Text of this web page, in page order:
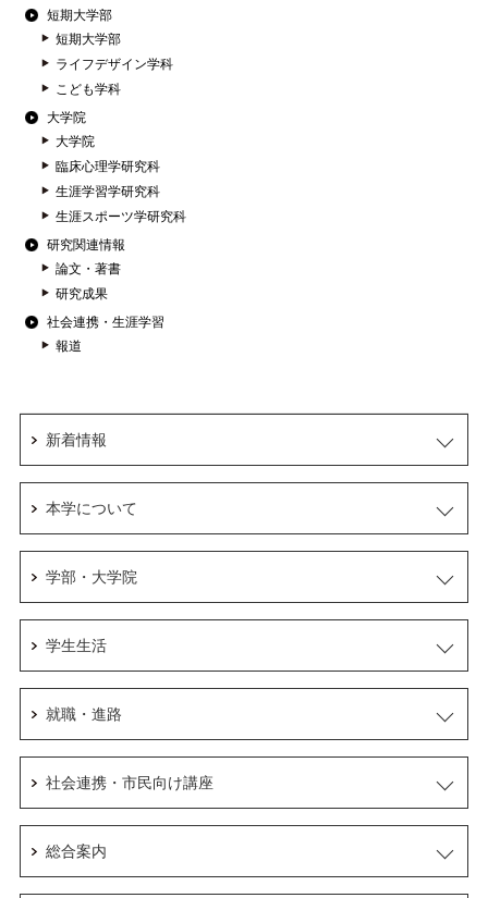
短期大学部
短期大学部
ライフデザイン学科
こども学科
大学院
大学院
臨床心理学研究科
生涯学習学研究科
生涯スポーツ学研究科
研究関連情報
論文・著書
研究成果
社会連携・生涯学習
報道
新着情報
本学について
学部・大学院
学生生活
就職・進路
社会連携・市民向け講座
総合案内